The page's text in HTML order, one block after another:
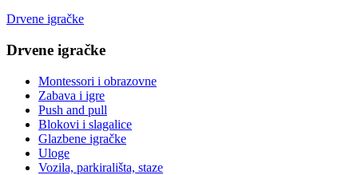
Drvene igračke
Drvene igračke
Montessori i obrazovne
Zabava i igre
Push and pull
Blokovi i slagalice
Glazbene igračke
Uloge
Vozila, parkirališta, staze